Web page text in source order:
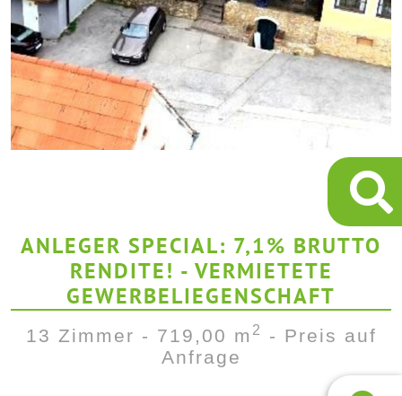
ANLEGER SPECIAL: 7,1% BRUTTO
RENDITE! - VERMIETETE
GEWERBELIEGENSCHAFT
13 Zimmer - 719,00 m 2
- Preis auf
Anfrage